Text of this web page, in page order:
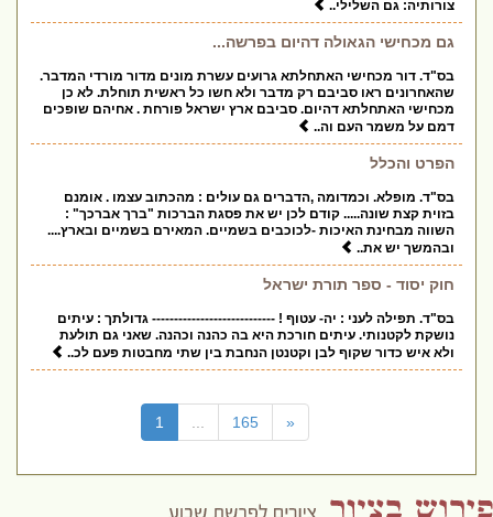
צורותיה: גם השלילי..
גם מכחישי הגאולה דהיום בפרשה...
בס"ד. דור מכחישי האתחלתא גרועים עשרת מונים מדור מורדי המדבר.
שהאחרונים ראו סביבם רק מדבר ולא חשו כל ראשית תוחלת. לא כן
מכחישי האתחלתא דהיום. סביבם ארץ ישראל פורחת . אחיהם שופכים
דמם על משמר העם וה..
הפרט והכלל
בס"ד. מופלא. וכמדומה ,הדברים גם עולים : מהכתוב עצמו . אומנם
בזוית קצת שונה..... קודם לכן יש את פסגת הברכות "ברך אברכך" :
השווה מבחינת האיכות -לכוכבים בשמיים. המאירם בשמיים ובארץ....
ובהמשך יש את..
חוק יסוד - ספר תורת ישראל
בס"ד. תפילה לעני : יה- עטוף ! ---------------------------- גדולתך : עיתים
נושקת לקטנותי. עיתים חורכת היא בה כהנה וכהנה. שאני גם תולעת
ולא איש כדור שקוף לבן וקטנטן הנחבת בין שתי מחבטות פעם לכ..
1 165 «